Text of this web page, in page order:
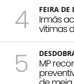
4 FEIRA DE
Irmãs
vítimas
5 MP